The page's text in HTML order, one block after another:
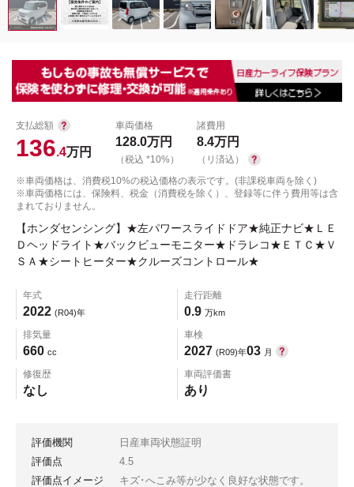
支払総額
136.4万円
車両価格
128.0万円
（税込 *10%）
諸費用
8.4万円
（リ済込）
※車両価格は、消費税10%の税込価格の表示です。(非課税車両を除く)
※車両価格には、保険料、税金（消費税を除く）、登録等に伴う費用等は含
まれておりません。
【ホンダセンシング】★左パワースライドドア★純正ナビ★ＬＥ
Ｄヘッドライト★バックビューモニター★ドラレコ★ＥＴＣ★Ｖ
ＳＡ★シートヒーター★クルーズコントロール★
年式
2022 (R04)年
走行距離
0.9 万km
排気量
660 cc
車検
2027 (R09)年03 月
修復歴
なし
車両評価書
あり
評価機関
日産車両状態証明
評価点
4.5
評価点イメージ
キズ･へこみ等が少なく良好な状態です。